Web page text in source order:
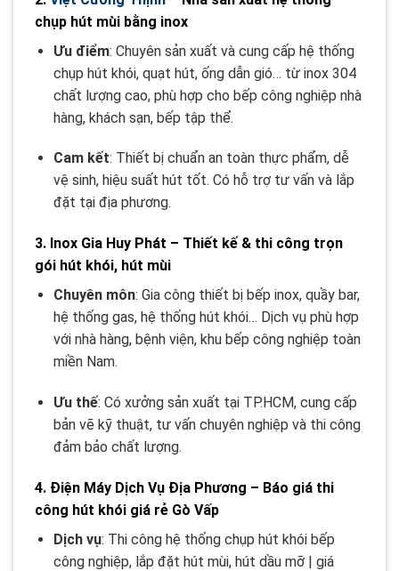
chụp hút mùi bằng inox
Ưu điểm: Chuyên sản xuất và cung cấp hệ thống
chụp hút khói, quạt hút, ống dẫn gió… từ inox 304
chất lượng cao, phù hợp cho bếp công nghiệp nhà
hàng, khách sạn, bếp tập thể.
Cam kết: Thiết bị chuẩn an toàn thực phẩm, dễ
vệ sinh, hiệu suất hút tốt. Có hỗ trợ tư vấn và lắp
đặt tại địa phương.
3. Inox Gia Huy Phát – Thiết kế & thi công trọn
gói hút khói, hút mùi
Chuyên môn: Gia công thiết bị bếp inox, quầy bar,
hệ thống gas, hệ thống hút khói… Dịch vụ phù hợp
với nhà hàng, bệnh viện, khu bếp công nghiệp toàn
miền Nam.
Ưu thế: Có xưởng sản xuất tại TP.HCM, cung cấp
bản vẽ kỹ thuật, tư vấn chuyên nghiệp và thi công
đảm bảo chất lượng.
4. Điện Máy Dịch Vụ Địa Phương – Báo giá thi
công hút khói giá rẻ Gò Vấp
Dịch vụ: Thi công hệ thống chụp hút khói bếp
công nghiệp, lắp đặt hút mùi, hút dầu mỡ | giá